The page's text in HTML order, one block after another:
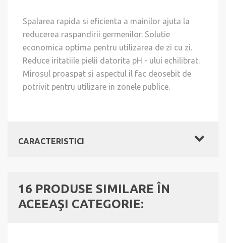
Spalarea rapida si eficienta a mainilor ajuta la
reducerea raspandirii germenilor. Solutie
economica optima pentru utilizarea de zi cu zi.
Reduce iritatiile pielii datorita pH - ului echilibrat.
Mirosul proaspat si aspectul il fac deosebit de
potrivit pentru utilizare in zonele publice.
CARACTERISTICI
16 PRODUSE SIMILARE ÎN
ACEEAŞI CATEGORIE: